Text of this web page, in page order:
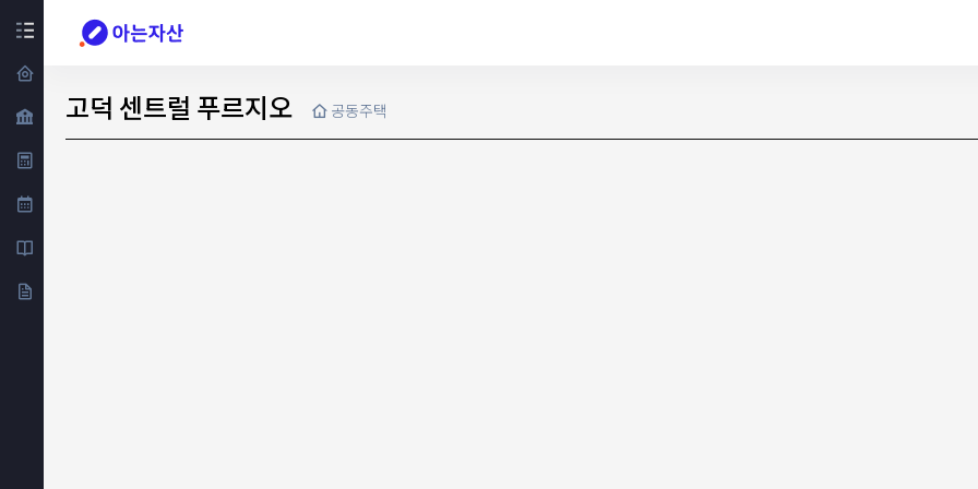
고덕 센트럴 푸르지오 공동주택